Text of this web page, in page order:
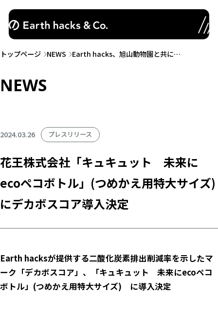
トップページ NEWS Earth hacks、旭山動物園と共に…
NEWS
2024.03.26 プレスリリース
花王株式会社「キュキュット 未来に
ecoペコボトル」(つめかえ用特大サイズ)
にデカボスコア導入決定
Earth hacksが提供する二酸化炭素排出削減率を示したマ
ーク「デカボスコア」、
「キュキュット 未来にecoペコ
ボトル」(つめかえ用特大サイズ) に導入決定